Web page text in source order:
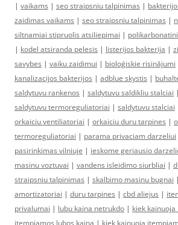
| vaikams | seo straipsniu talpinimas |
zaidimas vaikams | seo straipsniu talpinimas |
siltnamiai stipruolis atsiliepimai |
| kodel atsiranda pelesis | listerijos bakterija |
savybes | vaiku zaidimui | bioloģiskie risinājumi
kanalizacijos bakterijos | adblue skystis |
saldytuvu rankenos | saldytuvu saldikliu stalciai |
saldytuvu termoreguliatoriai | saldytuvu stalciai
orkaiciu ventiliatoriai | orkaiciu duru tarpines |
termoreguliatoriai | parama privaciam darzeliui
pasirinkimas vilniuje | ieskome geriausio
masinu voztuvai | vandens isleidimo siurbliai |
straipsniu talpinimas | skalbimo masinu bugnai |
amortizatoriai | duru tarpines | cbd aliejus |
privalumai | lubu kaina netrukdo | kiek
itempiamos lubos kaina | kiek kainuoja